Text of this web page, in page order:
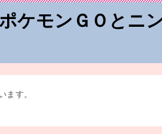
ケモンＧＯとニ
ます。